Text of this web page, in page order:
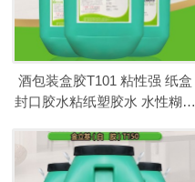
酒包装盒胶T101 粘性强 纸盒
封口胶水粘纸塑胶水 水性糊盒